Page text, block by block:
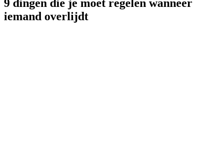
9 dingen die je moet regelen wanneer
iemand overlijdt